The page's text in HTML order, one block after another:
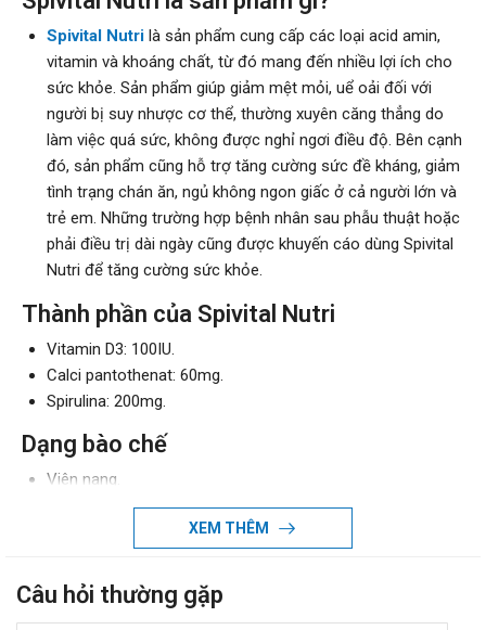
Spivital Nutrilà sản phẩm cung cấp các loại acid amin,
vitamin và khoáng chất, từ đó mang đến nhiều lợi ích cho
sức khỏe. Sản phẩm giúp giảm mệt mỏi, uể oải đối với
người bị suy nhược cơ thể, thường xuyên căng thẳng do
làm việc quá sức, không được nghỉ ngơi điều độ. Bên cạnh
đó, sản phẩm cũng hỗ trợ tăng cường sức đề kháng, giảm
tình trạng chán ăn, ngủ không ngon giấc ở cả người lớn và
trẻ em. Những trường hợp bệnh nhân sau phẫu thuật hoặc
phải điều trị dài ngày cũng được khuyến cáo dùng Spivital
Nutri để tăng cường sức khỏe.
Thành phần của Spivital Nutri
Vitamin D3: 100IU.
Calci pantothenat: 60mg.
Spirulina: 200mg.
Dạng bào chế
Viên nang.
Công dụng - Chỉ định của Spivital Nutri
cơ thể.
Hỗ trợ tăng cường sức khỏe.
XEM THÊM
Câu hỏi thường gặp